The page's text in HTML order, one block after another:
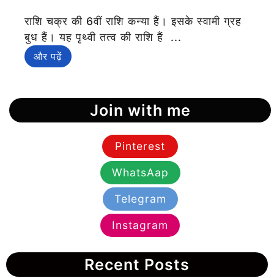
राशि चक्र की 6वीं राशि कन्या हैं। इसके स्वामी ग्रह
बुध हैं। यह पृथ्वी तत्व की राशि हैं ...
और पढ़ें
Join with me
Pinterest
WhatsAap
Telegram
Instagram
Recent Posts